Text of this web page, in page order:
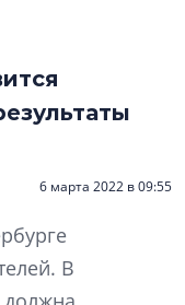
6 марта 2022 в 09:55
В